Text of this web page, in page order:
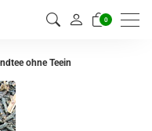
0
ohne Teein